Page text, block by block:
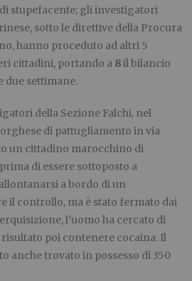
stupefacente; gli investigatori
sotto le direttive della Procura
hanno proceduto ad altri 5
cittadini, portando a 8il bilancio
due settimane.
della Sezione Falchi, nel
di pattugliamento in via
un cittadino marocchino di
di essere sottoposto a
a bordo di un
il controllo, ma è stato fermato dai
l’uomo ha cercato di
poi contenere cocaina. Il
anche trovato in possesso di 350